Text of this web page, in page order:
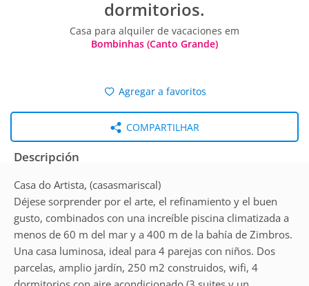
dormitorios.
Casa para alquiler de vacaciones em
Bombinhas (Canto Grande)
Agregar a favoritos
COMPARTILHAR
Descripción
Casa do Artista, (casasmariscal)
Déjese sorprender por el arte, el refinamiento y el buen
gusto, combinados con una increíble piscina climatizada a
menos de 60 m del mar y a 400 m de la bahía de Zimbros.
Una casa luminosa, ideal para 4 parejas con niños. Dos
parcelas, amplio jardín, 250 m2 construidos, wifi, 4